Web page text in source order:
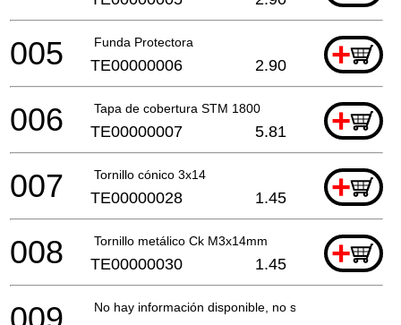
Funda Protectora +
005 TE00000006 2.90
Tapa de cobertura STM 1800 +
006 TE00000007 5.81
Tornillo cónico 3x14 +
007 TE00000028 1.45
Tornillo metálico Ck M3x14mm +
008 TE00000030 1.45
No hay información disponible, no se puede pedir